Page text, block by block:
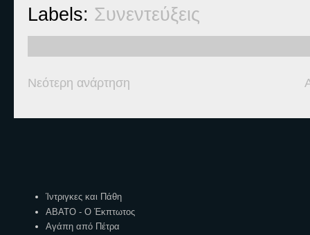
Labels: Συνεντεύξεις
Νεότερη ανάρτηση
Ίντριγκες και Πάθη
ΑΒΑΤΟ - Ο Έκπτωτος
Αγάπη από Πέτρα